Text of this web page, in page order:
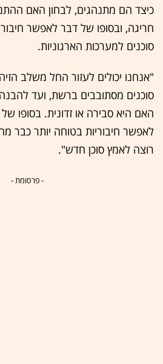
כיצד הם מתנהגים, לבחון האם
חריגה, ובסופו של דבר לאפשר
סוכנים למערכות הארגוניות.
"אנחנו יכולים לעזור החל משלב
סוכנים מסתובבים ברשת, ועד
האם היא סבירה או זדונית. בסופו
לאפשר חיבוריות בטוחה יותר כבר
רוצה לאמץ סוכן חדש".
- פרסומת -